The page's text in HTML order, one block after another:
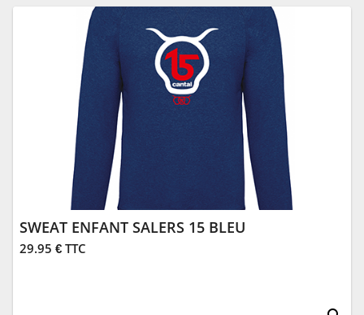
SWEAT ENFANT SALERS 15 BLEU
29.95 € TTC